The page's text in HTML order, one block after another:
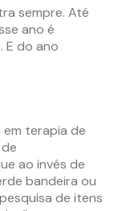
sempre. Até
ano é
E do ano
terapia de
ao invés de
bandeira ou
de itens